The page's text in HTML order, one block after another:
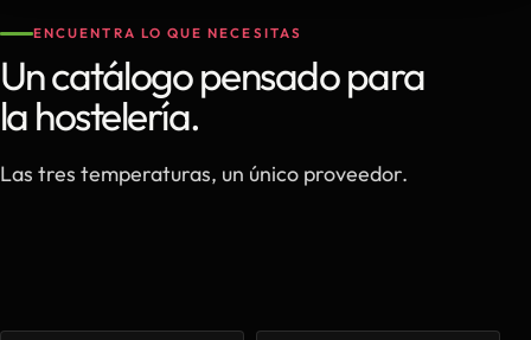
ENCUENTRA LO QUE NECESITAS
Un catálogo pensado para
la hostelería.
Las tres temperaturas, un único proveedor.